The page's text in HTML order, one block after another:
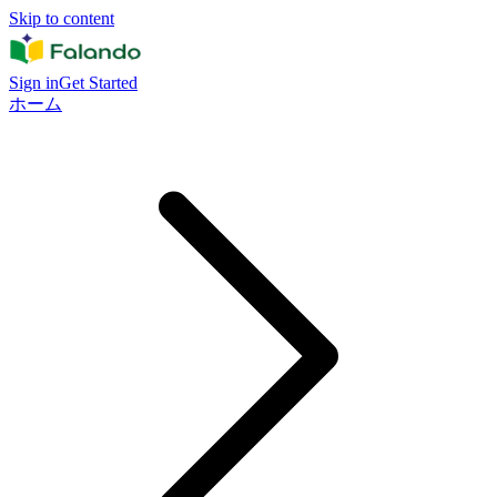
Skip to content
Sign inGet Started
ホーム